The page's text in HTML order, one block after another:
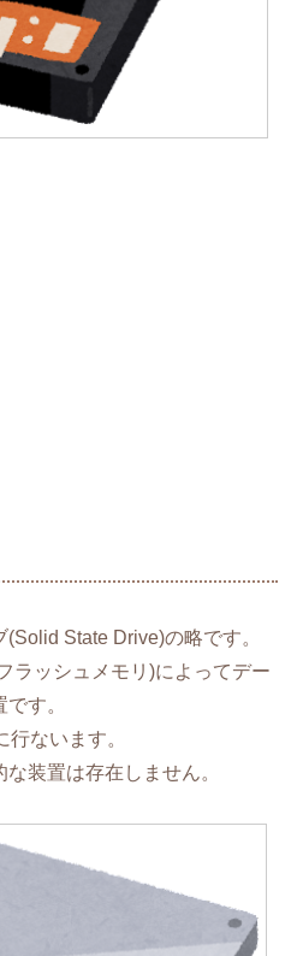
State Drive)の略です。
ラッシュメモリ)によってデー
す。
ないます。
装置は存在しません。